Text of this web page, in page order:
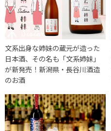
文系出身な姉妹の蔵元が造った
日本酒、その名も「文系姉妹」
が新発売！新潟県・長谷川酒造
のお酒